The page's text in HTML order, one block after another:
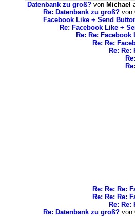
Datenbank zu groß? von Michael
Re: Datenbank zu groß? von
Facebook Like + Send
Re: Facebook Like +
Re: Re:
Re: Re:
Re:
Re: Re: Re:
Re: Re: Re:
Re:
Re: Datenbank zu groß? von